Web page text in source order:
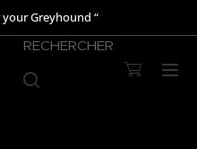
Greyhound “
RECHERCHER